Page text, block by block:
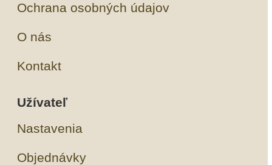
Ochrana osobných údajov
O nás
Kontakt
Užívateľ
Nastavenia
Objednávky